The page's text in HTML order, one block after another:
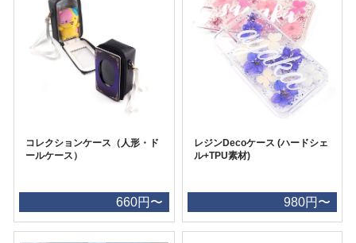
コレクションケース（人形・ド
ールケース）
660円〜
レジンDecoケース (ハードシェ
ル+TPU素材)
980円〜